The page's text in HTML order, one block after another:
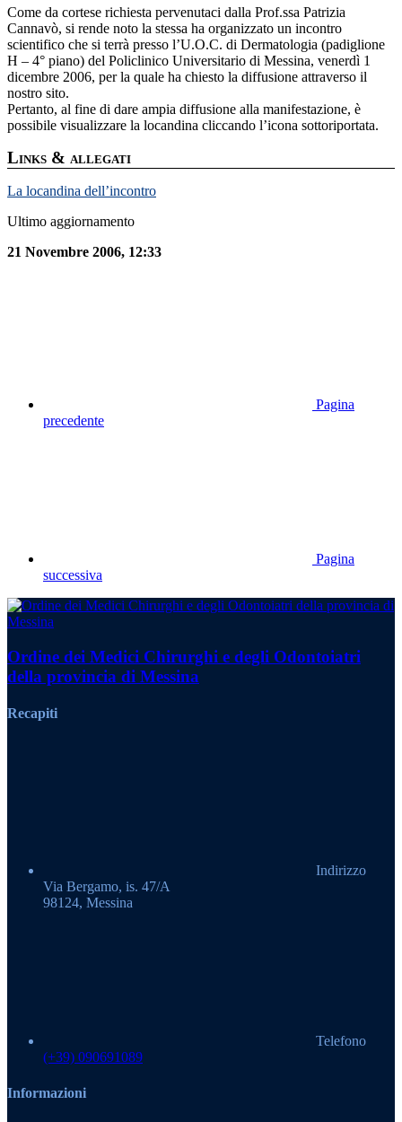
Come da cortese richiesta pervenutaci dalla Prof.ssa Patrizia
Cannavò, si rende noto la stessa ha organizzato un incontro
scientifico che si terrà presso l’U.O.C. di Dermatologia (padiglione
H – 4° piano) del Policlinico Universitario di Messina, venerdì 1
dicembre 2006, per la quale ha chiesto la diffusione attraverso il
nostro sito.
Pertanto, al fine di dare ampia diffusione alla manifestazione, è
possibile visualizzare la locandina cliccando l’icona sottoriportata.
Links & allegati
La locandina dell’incontro
Ultimo aggiornamento
21 Novembre 2006, 12:33
Pagina
precedente
Pagina
successiva
Ordine dei Medici Chirurghi e degli Odontoiatri
della provincia di Messina
Recapiti
Indirizzo
Via Bergamo, is. 47/A
98124, Messina
Telefono
(+39) 090691089
Informazioni